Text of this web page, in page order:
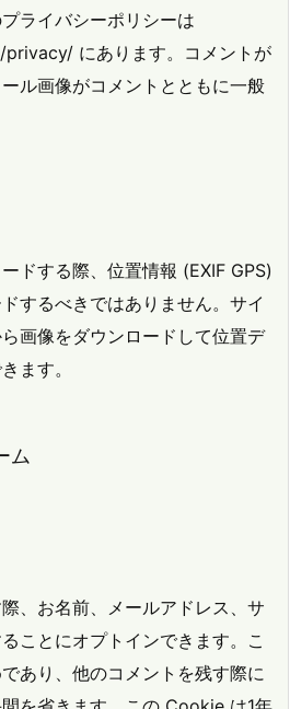
ライバシーポリシーは
にあります。コメントが
ル画像がコメントとともに一般
ドする際、位置情報 (EXIF GPS)
するべきではありません。サイ
画像をダウンロードして位置デ
ます。
ム
、お名前、メールアドレス、サ
ことにオプトインできます。こ
あり、他のコメントを残す際に